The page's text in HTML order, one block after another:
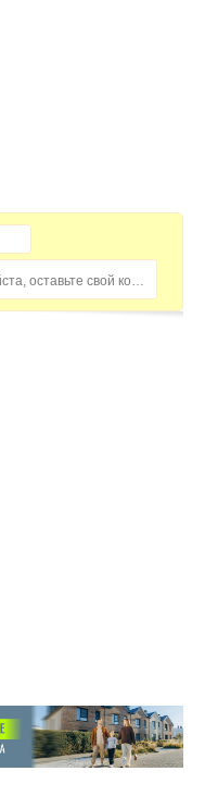
Домохозяйка, пожалуйста, оставьте свой комментарий...